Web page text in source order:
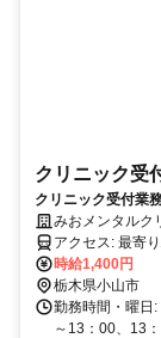
クリニック受
クリニック受付
みおメンタルク
アクセス: 最寄り駅 JR宇都宮線 小山駅 徒歩２分 電車通勤、自動
車通勤、自転車
時給1,400円
栃木県小山市
勤務時間・曜日
～13：00、13